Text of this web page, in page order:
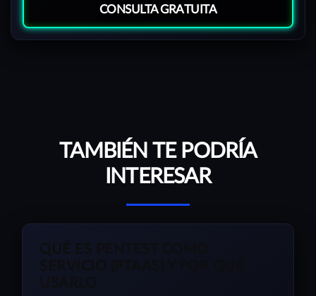
CONSULTA GRATUITA
TAMBIÉN TE PODRÍA
INTERESAR